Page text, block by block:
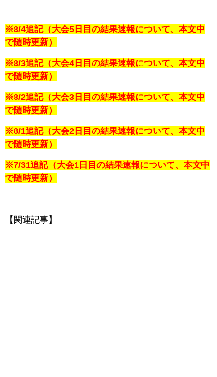
※8/4追記（大会5日目の結果速報について、本文中
で随時更新）
※8/3追記（大会4日目の結果速報について、本文中
で随時更新）
※8/2追記（大会3日目の結果速報について、本文中
で随時更新）
※8/1追記（大会2日目の結果速報について、本文中
で随時更新）
※7/31追記（大会1日目の結果速報について、本文中
で随時更新）
【関連記事】